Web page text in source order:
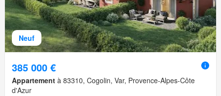
Neuf
385 000 €
Appartement à 83310, Cogolin, Var, Provence-Alpes-Côte
d'Azur